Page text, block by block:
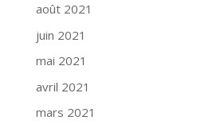
août 2021
juin 2021
mai 2021
avril 2021
mars 2021